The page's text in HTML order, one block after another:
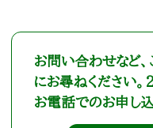
お問い合わせなど、
にお尋ねください
お電話でのお申し